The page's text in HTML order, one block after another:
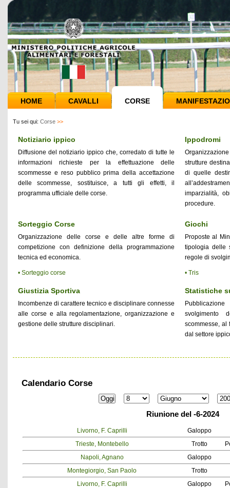
HOME CAVALLI CORSE
Tu sei qui: Corse >>
Notiziario ippico
Diffusione del notiziario ippico che, corredato di tutte le
informazioni richieste per la effettuazione delle
scommesse e reso pubblico prima della accettazione
delle scommesse, sostituisce, a tutti gli effetti, il
programma ufficiale delle corse.
Ippodromi
strutture
di quelle
imparzialità,
procedure.
Sorteggio Corse
Organizzazione delle corse e delle altre forme di
competizione con definizione della programmazione
tecnica ed economica.
• Sorteggio corse
Giochi
Proposte al
tipologia delle
regole di
• Tris
Giustizia Sportiva
Incombenze di carattere tecnico e disciplinare connesse
alle corse e alla regolamentazione, organizzazione e
gestione delle strutture disciplinari.
Statistiche
svolgimento
scommesse, al
dal settore
Calendario Corse
Riunione del -6-2024
Livorno, F. Caprilli
Galoppo
Trieste, Montebello
Trotto
Napoli, Agnano
Galoppo
Montegiorgio, San Paolo
Trotto
Livorno, F. Caprilli
Galoppo